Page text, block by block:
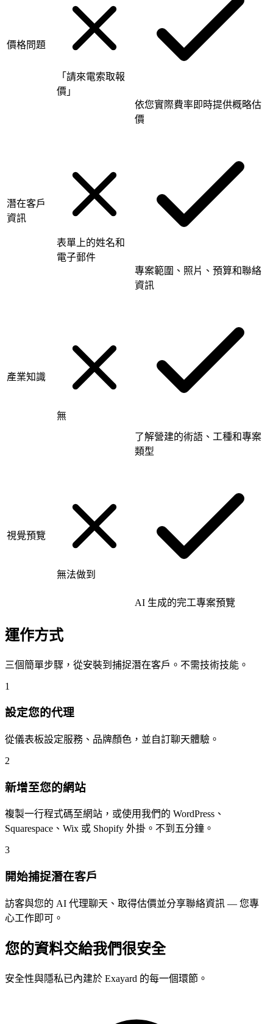
價格問題
「請來電索取報
價」
依您實際費率即時提供概略估
價
潛在客戶
資訊
表單上的姓名和
電子郵件
專案範圍、照片、預算和聯絡
資訊
產業知識
無
了解營建的術語、工種和專案
類型
視覺預覽
無法做到
AI 生成的完工專案預覽
運作方式
三個簡單步驟，從安裝到捕捉潛在客戶。不需技術技能。
1
設定您的代理
從儀表板設定服務、品牌顏色，並自訂聊天體驗。
2
新增至您的網站
複製一行程式碼至網站，或使用我們的 WordPress、
Squarespace、Wix 或 Shopify 外掛。不到五分鐘。
3
開始捕捉潛在客戶
訪客與您的 AI 代理聊天、取得估價並分享聯絡資訊 — 您專
心工作即可。
您的資料交給我們很安全
安全性與隱私已內建於 Exayard 的每一個環節。